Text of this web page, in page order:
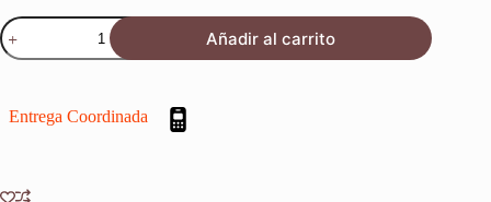
Protector
Defensa
De
Sxf
cantidad
Añadir al carrito
Entrega Coordinada